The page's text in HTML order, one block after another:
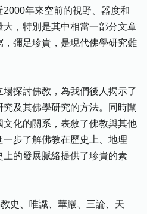
年來空前的視野、器度和
，特別是其中相當一部分文章
彌足珍貴，是現代佛學研究難
探討佛教，為我們後人揭示了
及其佛學研究的方法。同時闡
化的關系，表敘了佛教與其他
步了解佛教在歷史上、地理
上的發展脈絡提供了珍貴的素
史、唯識、華嚴、三論、天